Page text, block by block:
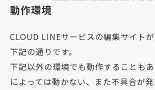
動作環境
CLOUD LINEサービスの編集サイト
下記の通りです。
下記以外の環境でも動作することも
によっては動かない、また不具合が